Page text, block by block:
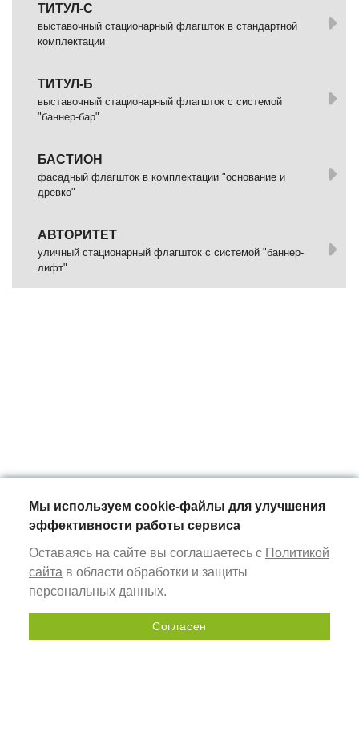
ТИТУЛ-С
выставочный стационарный флагшток в стандартной
комплектации
ТИТУЛ-Б
выставочный стационарный флагшток с системой
"баннер-бар"
БАСТИОН
фасадный флагшток в комплектации "основание и
древко"
АВТОРИТЕТ
уличный стационарный флагшток с системой "баннер-
лифт"
Отправить запрос
Мы используем cookie-файлы для улучшения
эффективности работы сервиса
Оставаясь на сайте вы соглашаетесь с Политикой
сайта в области обработки и защиты
персональных данных.
Согласен